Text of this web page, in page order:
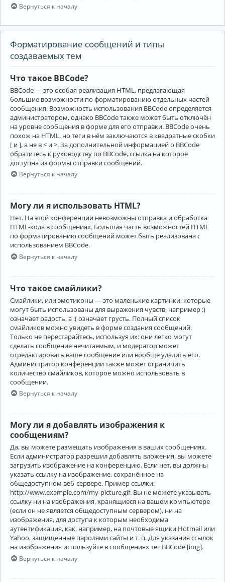
Вернуться к началу
Форматирование сообщений и типы
создаваемых тем
Что такое BBCode?
BBCode — это особая реализация HTML, предлагающая
большие возможности по форматированию отдельных частей
сообщения. Возможность использования BBCode определяется
администратором, однако BBCode также может быть отключён
на уровне сообщения в форме для его отправки. BBCode очень
похож на HTML, но теги в нём заключаются в квадратные скобки
[ и ], а не в < и >. За дополнительной информацией о BBCode
обратитесь к руководству по BBCode, ссылка на которое
доступна из формы отправки сообщений.
Вернуться к началу
Могу ли я использовать HTML?
Нет. На этой конференции невозможны отправка и обработка
HTML-кода в сообщениях. Большая часть возможностей HTML
по форматированию сообщений может быть реализована с
использованием BBCode.
Вернуться к началу
Что такое смайлики?
Смайлики, или эмотиконы — это маленькие картинки, которые
могут быть использованы для выражения чувств, например :)
означает радость, а :( означает грусть. Полный список
смайликов можно увидеть в форме создания сообщений.
Только не перестарайтесь, используя их: они легко могут
сделать сообщение нечитаемым, и модератор может
отредактировать ваше сообщение или вообще удалить его.
Администратор конференции также может ограничить
количество смайликов, которое можно использовать в
сообщении.
Вернуться к началу
Могу ли я добавлять изображения к
сообщениям?
Да, вы можете размещать изображения в ваших сообщениях.
Если администратор разрешил добавлять вложения, вы можете
загрузить изображение на конференцию. Если нет, вы должны
указать ссылку на изображение, сохранённое на
общедоступном веб-сервере. Пример ссылки:
http://www.example.com/my-picture.gif. Вы не можете указывать
ссылку ни на изображения, хранящиеся на вашем компьютере
(если он не является общедоступным сервером), ни на
изображения, для доступа к которым необходима
аутентификация, как, например, на почтовые ящики Hotmail или
Yahoo, защищённые паролями сайты и т. п. Для указания ссылок
на изображения используйте в сообщениях тег BBCode [img].
Вернуться к началу